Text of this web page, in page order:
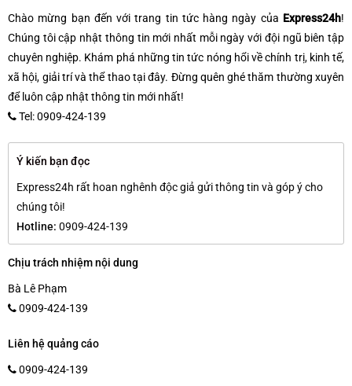
Chào mừng bạn đến với trang tin tức hàng ngày của Express24h!
Chúng tôi cập nhật thông tin mới nhất mỗi ngày với đội ngũ biên tập
chuyên nghiệp. Khám phá những tin tức nóng hổi về chính trị, kinh tế,
xã hội, giải trí và thể thao tại đây. Đừng quên ghé thăm thường xuyên
để luôn cập nhật thông tin mới nhất!
Tel: 0909-424-139
Ý kiến bạn đọc
Express24h rất hoan nghênh độc giả gửi thông tin và góp ý cho
chúng tôi!
Hotline: 0909-424-139
Chịu trách nhiệm nội dung
Bà Lê Phạm
0909-424-139
Liên hệ quảng cáo
0909-424-139